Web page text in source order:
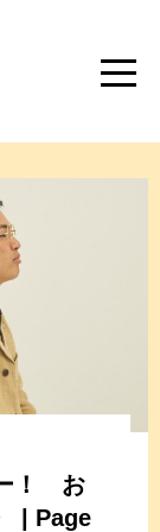
！ お
| Page